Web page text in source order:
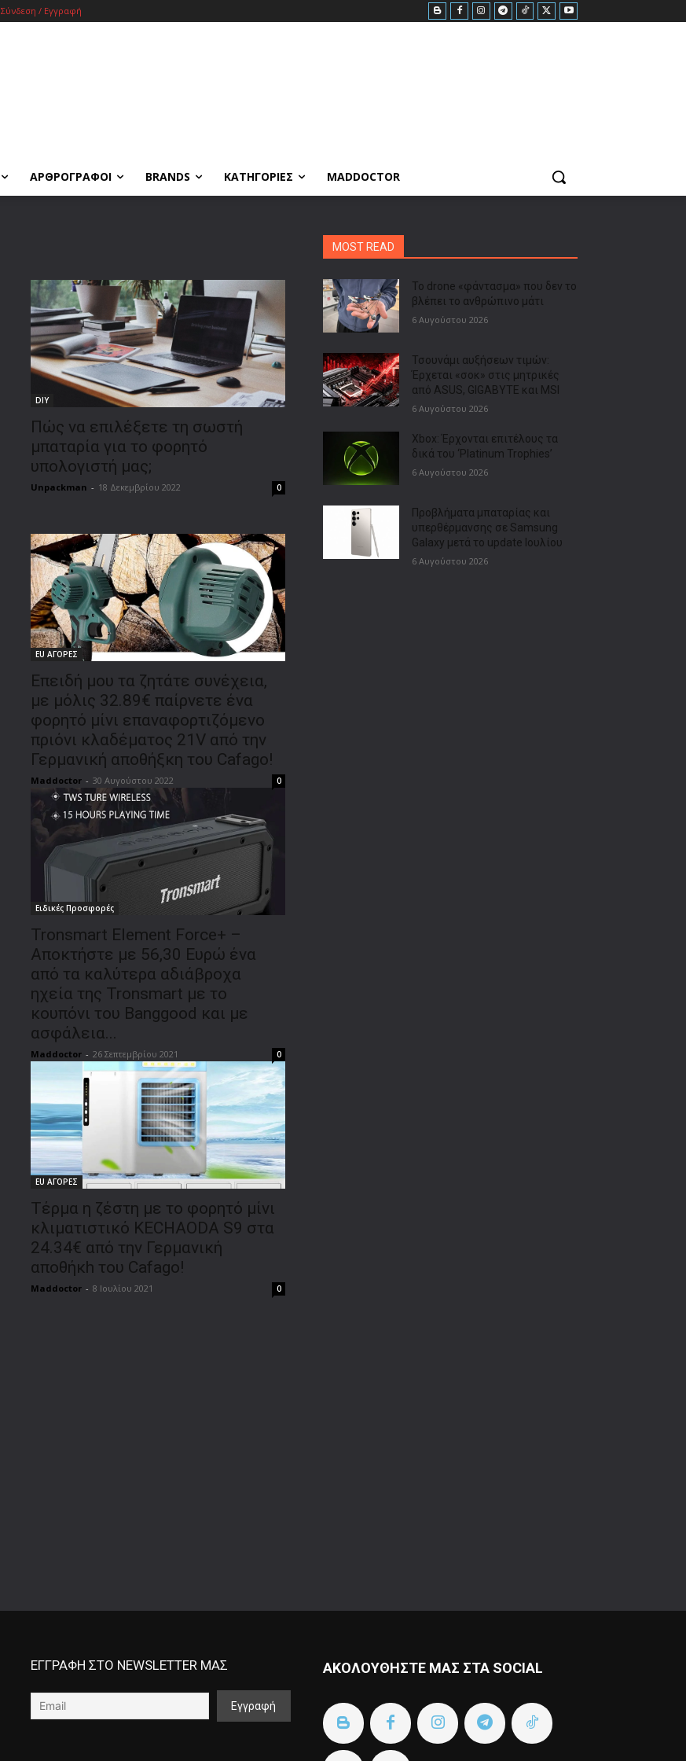
Σύνδεση / Εγγραφή
ΑΡΘΡΟΓΡΑΦΟΙ BRANDS ΚΑΤΗΓΟΡΙΕΣ MADDOCTOR
DIY
Πώς να επιλέξετε τη σωστή
μπαταρία για το φορητό
υπολογιστή μας;
Unpackman - 18 Δεκεμβρίου 2022 0
EU ΑΓΟΡΕΣ
Επειδή μου τα ζητάτε συνέχεια,
με μόλις 32.89€ παίρνετε ένα
φορητό μίνι επαναφορτιζόμενο
πριόνι κλαδέματος 21V από την
Γερμανική αποθήξκη του Cafago!
Maddoctor - 30 Αυγούστου 2022 0
Ειδικές Προσφορές
Tronsmart Element Force+ –
Αποκτήστε με 56,30 Ευρώ ένα
από τα καλύτερα αδιάβροχα
ηχεία της Tronsmart με το
κουπόνι του Banggood και με
ασφάλεια...
Maddoctor - 26 Σεπτεμβρίου 2021 0
EU ΑΓΟΡΕΣ
Τέρμα η ζέστη με το φορητό μίνι
κλιματιστικό KECHAODA S9 στα
24.34€ από την Γερμανική
αποθήκh του Cafago!
Maddoctor - 8 Ιουλίου 2021 0
MOST READ
Το drone «φάντασμα» που δεν το
βλέπει το ανθρώπινο μάτι
6 Αυγούστου 2026
Τσουνάμι αυξήσεων τιμών:
Έρχεται «σοκ» στις μητρικές
από ASUS, GIGABYTE και MSI
6 Αυγούστου 2026
Xbox: Έρχονται επιτέλους τα
δικά του ‘Platinum Trophies’
6 Αυγούστου 2026
Προβλήματα μπαταρίας και
υπερθέρμανσης σε Samsung
Galaxy μετά το update Ιουλίου
6 Αυγούστου 2026
ΕΓΓΡΑΦΗ ΣΤΟ NEWSLETTER ΜΑΣ ΑΚΟΛΟΥΘΗΣΤΕ ΜΑΣ ΣΤΑ SOCIAL